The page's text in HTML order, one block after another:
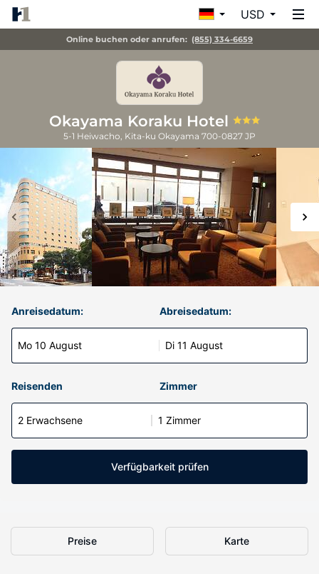
USD
Online buchen oder anrufen: (855) 334-6659
Okayama Koraku Hotel
5-1 Heiwacho, Kita-ku Okayama 700-0827 JP
Anreisedatum:
Mo 10 August
Abreisedatum:
Di 11 August
Reisenden Zimmer
2 Erwachsene 1 Zimmer
Verfügbarkeit prüfen
Preise Karte